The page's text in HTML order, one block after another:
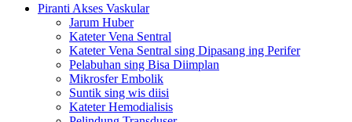
Piranti Akses Vaskular
Jarum Huber
Kateter Vena Sentral
Kateter Vena Sentral sing Dipasang ing Perifer
Pelabuhan sing Bisa Diimplan
Mikrosfer Embolik
Suntik sing wis diisi
Kateter Hemodialisis